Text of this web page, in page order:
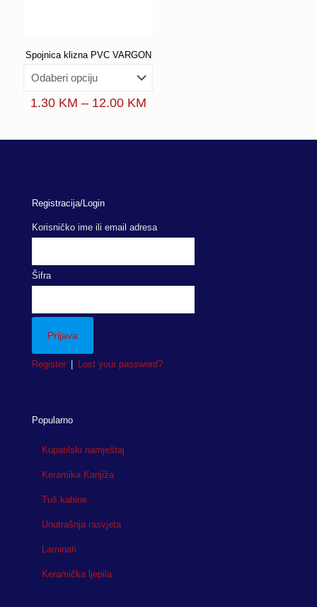
Spojnica klizna PVC VARGON
1.30 KM – 12.00 KMPrice
through
Registracija/Login
Korisničko ime ili email adresa
Šifra
Register Lost your password?
Popularno
Kupatilski namještaj
Keramika Kanjiža
Tuš kabine
Unutrašnja rasvjeta
Laminati
Keramička ljepila